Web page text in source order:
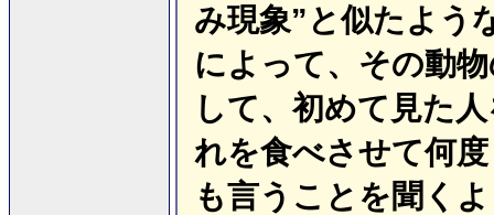
み現象”と似たよう
によって、その動
して、初めて見た
れを食べさせて何
も言うことを聞く